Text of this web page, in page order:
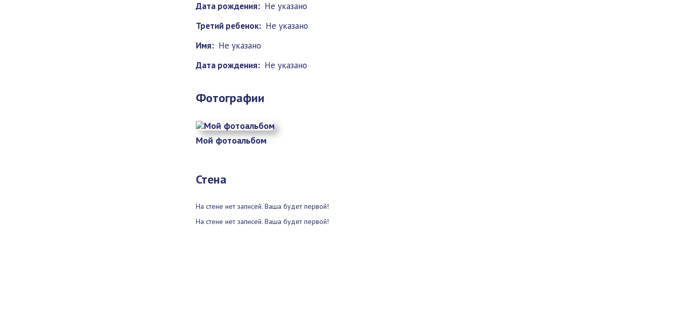
Дата рождения: Не указано
Третий ребенок: Не указано
Имя: Не указано
Дата рождения: Не указано
Фотографии
Мой фотоальбом
Стена
На стене нет записей. Ваша будет первой!
На стене нет записей. Ваша будет первой!